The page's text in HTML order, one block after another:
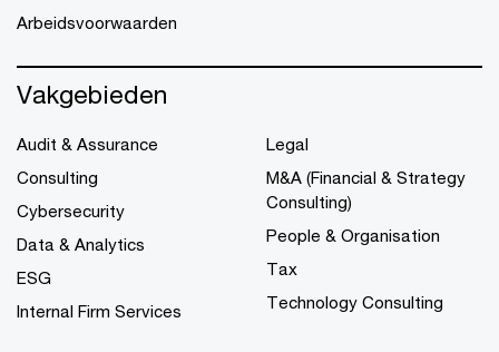
Arbeidsvoorwaarden
Vakgebieden
Audit & Assurance
Consulting
Cybersecurity
Data & Analytics
ESG
Internal Firm Services
Legal
M&A (Financial & Strategy
Consulting)
People & Organisation
Tax
Technology Consulting